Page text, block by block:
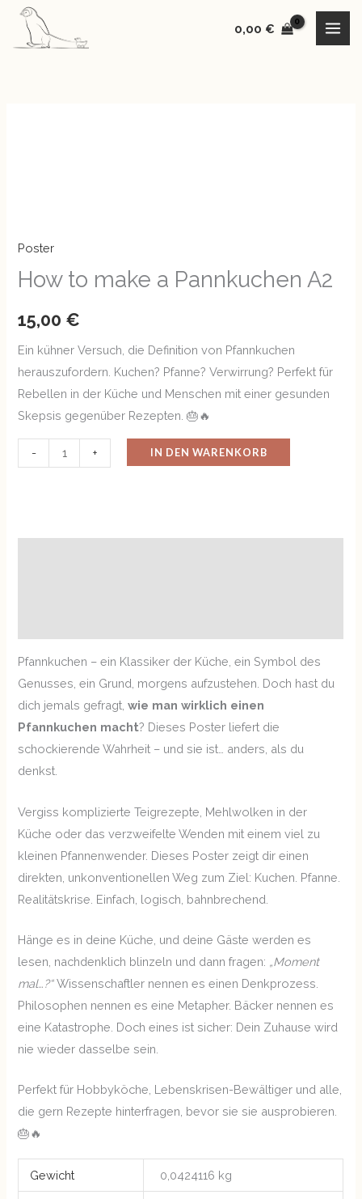
Zum
Inhalt
0,00 €
Poster
How to make a Pannkuchen A2
15,00 €
Ein kühner Versuch, die Definition von Pfannkuchen
herauszufordern. Kuchen? Pfanne? Verwirrung? Perfekt für
Rebellen in der Küche und Menschen mit einer gesunden
Skepsis gegenüber Rezepten. 🎂🔥
-
Menge
+ IN DEN WARENKORB
Pfannkuchen – ein Klassiker der Küche, ein Symbol des
Genusses, ein Grund, morgens aufzustehen. Doch hast du
dich jemals gefragt,wie man wirklich einen
Pfannkuchen macht? Dieses Poster liefert die
schockierende Wahrheit – und sie ist… anders, als du
denkst.
Vergiss komplizierte Teigrezepte, Mehlwolken in der
Küche oder das verzweifelte Wenden mit einem viel zu
kleinen Pfannenwender. Dieses Poster zeigt dir einen
direkten, unkonventionellen Weg zum Ziel: Kuchen. Pfanne.
Realitätskrise. Einfach, logisch, bahnbrechend.
Hänge es in deine Küche, und deine Gäste werden es
lesen, nachdenklich blinzeln und dann fragen: „Moment
mal…?“Wissenschaftler nennen es einen Denkprozess.
Philosophen nennen es eine Metapher. Bäcker nennen es
eine Katastrophe. Doch eines ist sicher: Dein Zuhause wird
nie wieder dasselbe sein.
Perfekt für Hobbyköche, Lebenskrisen-Bewältiger und alle,
die gern Rezepte hinterfragen, bevor sie sie ausprobieren.
🎂🔥
Gewicht 0,0424116 kg
make
Pannkuchen